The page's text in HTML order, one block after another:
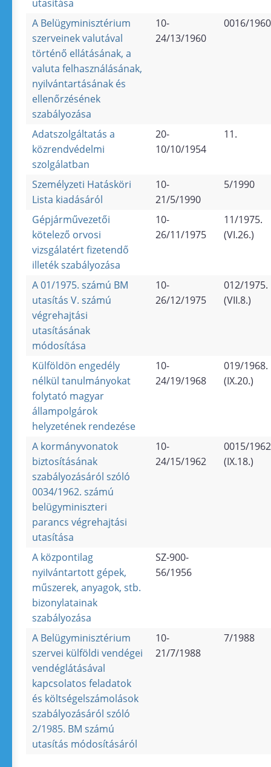
utasítása
A Belügyminisztérium
szerveinek valutával
történő ellátásának, a
valuta felhasználásának,
nyilvántartásának és
ellenőrzésének
szabályozása
10-
24/13/1960
0016/1960
Adatszolgáltatás a
közrendvédelmi
szolgálatban
20-
10/10/1954
11.
Személyzeti Hatásköri
Lista kiadásáról
10-
21/5/1990
5/1990
Gépjárművezetői
kötelező orvosi
vizsgálatért fizetendő
illeték szabályozása
10-
26/11/1975
11/1975.
(VI.26.)
A 01/1975. számú BM
utasítás V. számú
végrehajtási
utasításának
módosítása
10-
26/12/1975
012/1975.
(VII.8.)
Külföldön engedély
nélkül tanulmányokat
folytató magyar
állampolgárok
helyzetének rendezése
10-
24/19/1968
019/1968.
(IX.20.)
A kormányvonatok
biztosításának
szabályozásáról szóló
0034/1962. számú
belügyminiszteri
parancs végrehajtási
utasítása
10-
24/15/1962
0015/
(IX.18.)
A központilag
nyiIvántartott gépek,
műszerek, anyagok, stb.
bizonylatainak
szabályozása
SZ-900-
56/1956
A Belügyminisztérium
szervei külföldi vendégei
vendéglátásával
kapcsolatos feladatok
és költségelszámolások
szabályozásáról szóló
2/1985. BM számú
utasítás módosításáról
10-
21/7/1988
7/1988